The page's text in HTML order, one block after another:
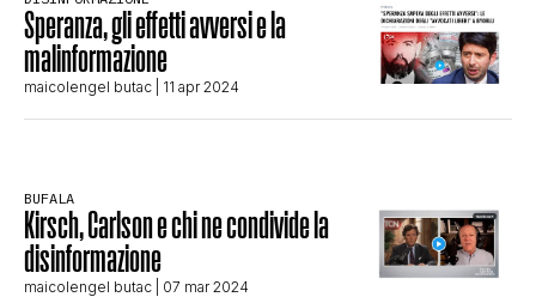
STORIA E CITAZIONI
INTRATTENIMENTO
COMPLOTTI, LEGGENDE URBANE ED
EVERGREEN
Speranza, gli effetti avversi e la
malinformazione
maicolengel butac | 11 apr 2024
BUFALA
Kirsch, Carlson e chi ne condivide la
disinformazione
maicolengel butac | 07 mar 2024